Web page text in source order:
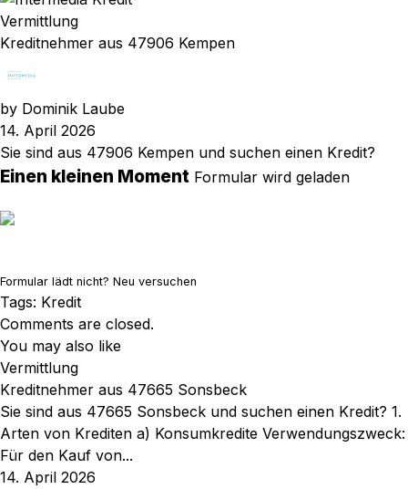
Vermittlung
Kreditnehmer aus 47906 Kempen
by Dominik Laube
14. April 2026
Sie sind aus 47906 Kempen und suchen einen Kredit?
Einen kleinen Moment Formular wird geladen
Formular lädt nicht? Neu versuchen
Tags: Kredit
Comments are closed.
You may also like
Vermittlung
Kreditnehmer aus 47665 Sonsbeck
Sie sind aus 47665 Sonsbeck und suchen einen Kredit? 1.
Arten von Krediten a) Konsumkredite Verwendungszweck:
Für den Kauf von...
14. April 2026